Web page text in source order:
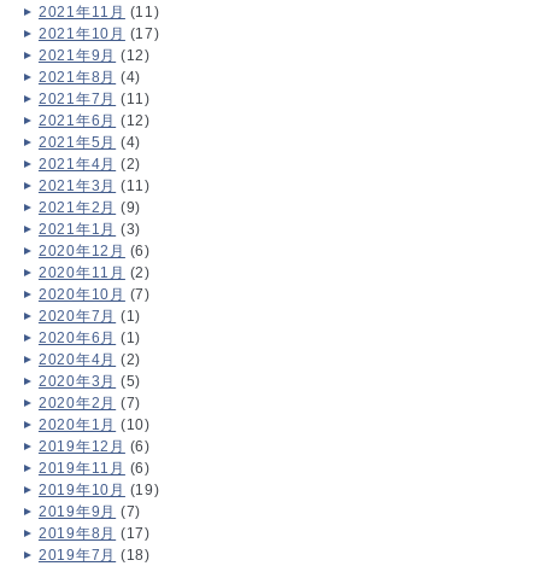
2021年11月 (11)
2021年10月 (17)
2021年9月 (12)
2021年8月 (4)
2021年7月 (11)
2021年6月 (12)
2021年5月 (4)
2021年4月 (2)
2021年3月 (11)
2021年2月 (9)
2021年1月 (3)
2020年12月 (6)
2020年11月 (2)
2020年10月 (7)
2020年7月 (1)
2020年6月 (1)
2020年4月 (2)
2020年3月 (5)
2020年2月 (7)
2020年1月 (10)
2019年12月 (6)
2019年11月 (6)
2019年10月 (19)
2019年9月 (7)
2019年8月 (17)
2019年7月 (18)